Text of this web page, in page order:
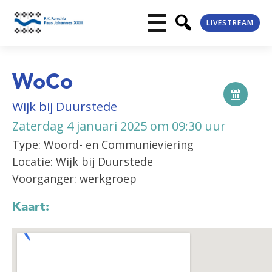
LIVESTREAM
WoCo
Wijk bij Duurstede
Zaterdag 4 januari 2025 om 09:30 uur
Type: Woord- en Communieviering
Locatie: Wijk bij Duurstede
Voorganger: werkgroep
Kaart: